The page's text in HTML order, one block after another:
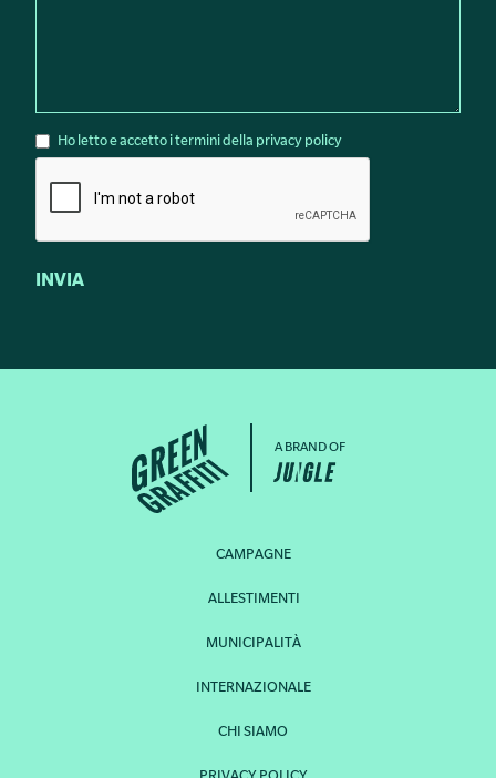
Ho letto e accetto i termini della privacy policy
A BRAND OF
CAMPAGNE
ALLESTIMENTI
MUNICIPALITÀ
INTERNAZIONALE
CHI SIAMO